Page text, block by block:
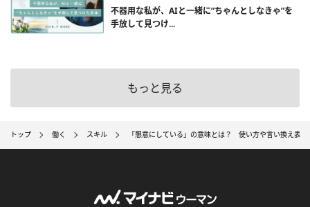
不器用な私が、AIと一緒に”ちゃんとしなきゃ”を
手放して見つけ...
もっと見る
トップ 働く スキル 「懇意にしている」の意味とは？ 使い方や言い換え表